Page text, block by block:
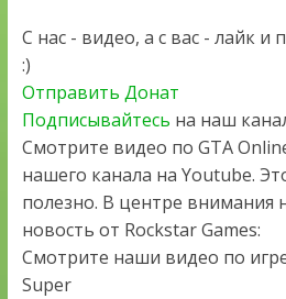
С нас - видео, а с вас - лайк
:)
Отправить Донат
Подписывайтесь на наш
Смотрите видео по GTA
нашего канала на Youtube.
полезно. В центре внимания
новость от Rockstar Games:
Смотрите наши видео по
Super